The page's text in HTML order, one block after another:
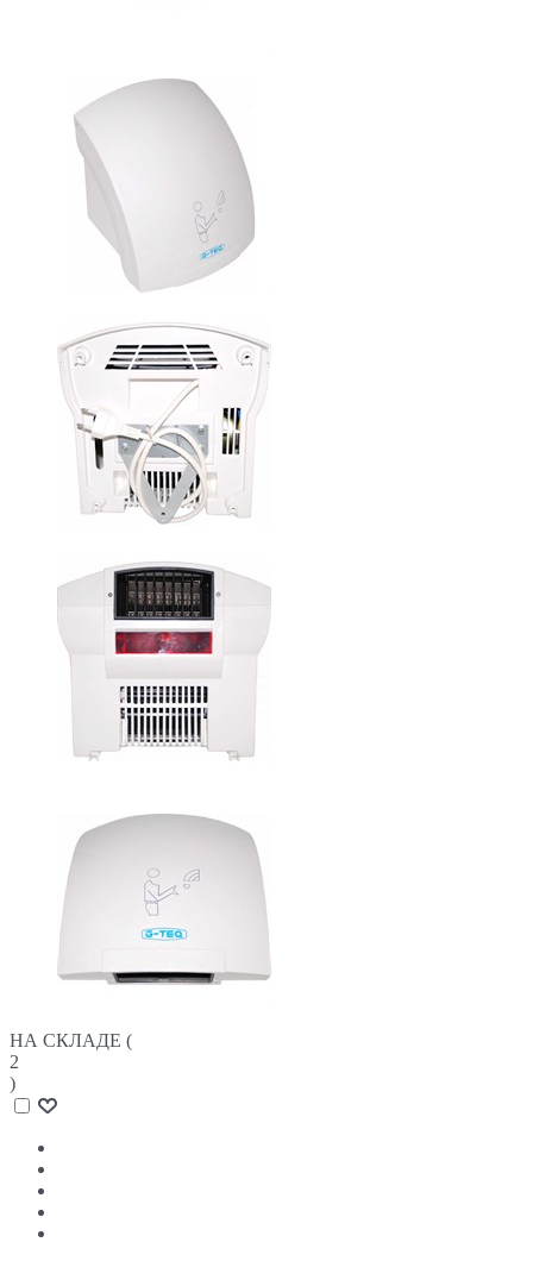
НА СКЛАДЕ (
2
)